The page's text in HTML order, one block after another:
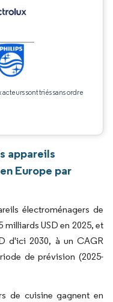
sont triés sans ordre
appareils
Europe par
électroménagers de
milliards USD en 2025, et
d'ici 2030, à un CAGR
de prévision (2025-
de cuisine gagnent en